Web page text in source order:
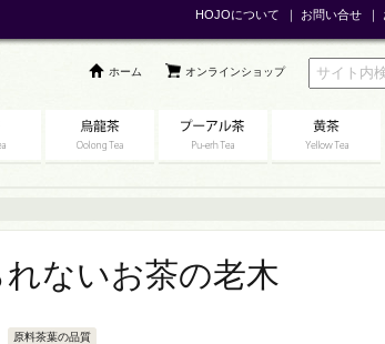
HOJOについて ｜ お問い合せ ｜
ホーム オンラインショップ
ないお茶の老木
原料茶葉の品質